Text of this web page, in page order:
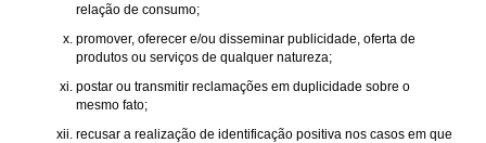
relação de consumo;
promover, oferecer e/ou disseminar publicidade, oferta de
produtos ou serviços de qualquer natureza;
postar ou transmitir reclamações em duplicidade sobre o
mesmo fato;
recusar a realização de identificação positiva nos casos em que